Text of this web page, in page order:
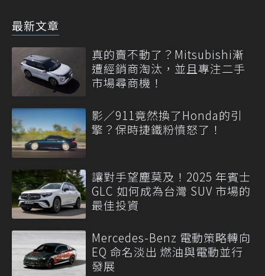
最新文章
真的賣不動了？Mitsubishi漸
遭經銷商淘汰，並且專注二手
市場尋商機！
影／911竟然換了Honda的引
擎？保時捷鐵粉憤怒了！
讓對手望塵莫及！2025 年賓士
GLC 如何成為台灣 SUV 市場的
最佳投資
Mercedes-Benz 電動策略轉向
EQ 命名淡出 燃油與電動並行
發展